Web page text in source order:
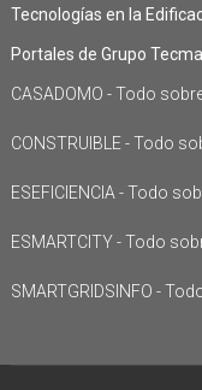
Tecnologías en la
Portales de Grupo
CASADOMO - Todo
CONSTRUIBLE - Todo
ESEFICIENCIA - Todo
ESMARTCITY - Todo
SMARTGRIDSINFO -